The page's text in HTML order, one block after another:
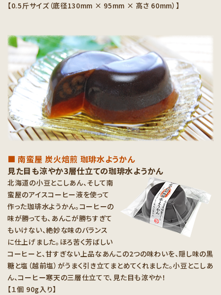
【0.5斤サイズ（底径130mm × 95mm × 高さ 60mm）】
■ 南蛮屋 炭火焙煎 珈琲水ようかん
見た目も涼やか3層仕立ての珈琲水ようかん
北海道の小豆とこしあん、そして南
蛮屋のアイスコーヒー液を使って
作った珈琲水ようかん。コーヒーの
味が勝っても、あんこが勝ちすぎて
もいけない、絶妙な味のバランス
に仕上げました。ほろ苦く芳ばしい
コーヒーと、甘すぎない上品なあんこの2つの味わいを、隠し味の黒
糖と塩（越前塩）がうまく引き立てまとめてくれました。小豆とこしあ
ん、コーヒー寒天の三層仕立てで、見た目も涼やか！
【１個 90g入り】